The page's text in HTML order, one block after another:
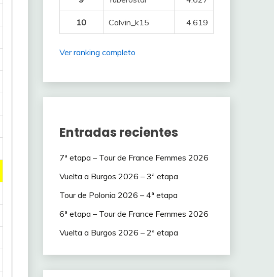
10 Calvin_k15 4.619
Ver ranking completo
Entradas recientes
7ª etapa – Tour de France Femmes 2026
Vuelta a Burgos 2026 – 3ª etapa
Tour de Polonia 2026 – 4ª etapa
6ª etapa – Tour de France Femmes 2026
Vuelta a Burgos 2026 – 2ª etapa